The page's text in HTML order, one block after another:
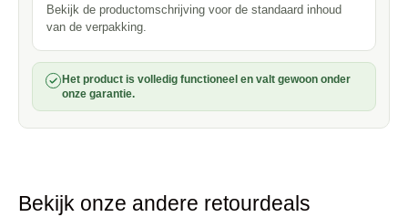
Bekijk de productomschrijving voor de standaard inhoud
van de verpakking.
Het product is volledig functioneel en valt gewoon onder
onze garantie.
Bekijk onze andere retourdeals